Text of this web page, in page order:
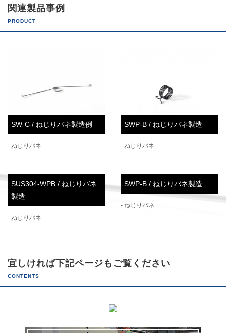
関連製品事例
PRODUCT
SW-C / ねじりバネ製造例
- ねじりバネ
SWP-B / ねじりバネ製造
- ねじりバネ
SUS304-WPB / ねじりバネ
製造
- ねじりバネ
SWP-B / ねじりバネ製造
- ねじりバネ
宜しければ下記ページもご覧ください
CONTENTS